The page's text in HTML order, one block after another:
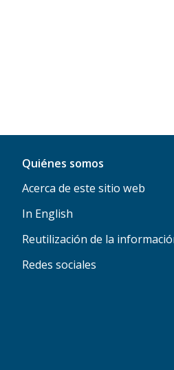
Quiénes somos
Acerca de este sitio web
In English
Reutilización de la
Redes sociales